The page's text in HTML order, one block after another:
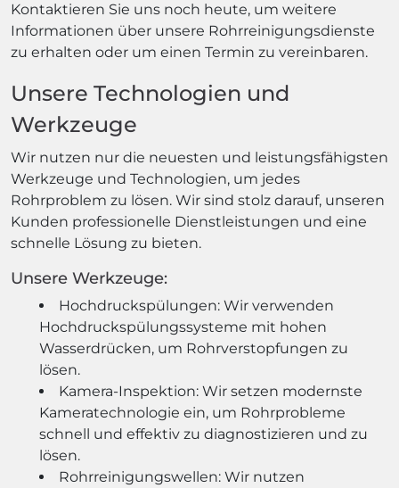
Kontaktieren Sie uns noch heute, um weitere
Informationen über unsere Rohrreinigungsdienste
zu erhalten oder um einen Termin zu vereinbaren.
Unsere Technologien und
Werkzeuge
Wir nutzen nur die neuesten und leistungsfähigsten
Werkzeuge und Technologien, um jedes
Rohrproblem zu lösen. Wir sind stolz darauf, unseren
Kunden professionelle Dienstleistungen und eine
schnelle Lösung zu bieten.
Unsere Werkzeuge:
Hochdruckspülungen: Wir verwenden
Hochdruckspülungssysteme mit hohen
Wasserdrücken, um Rohrverstopfungen zu
lösen.
Kamera-Inspektion: Wir setzen modernste
Kameratechnologie ein, um Rohrprobleme
schnell und effektiv zu diagnostizieren und zu
lösen.
Rohrreinigungswellen: Wir nutzen